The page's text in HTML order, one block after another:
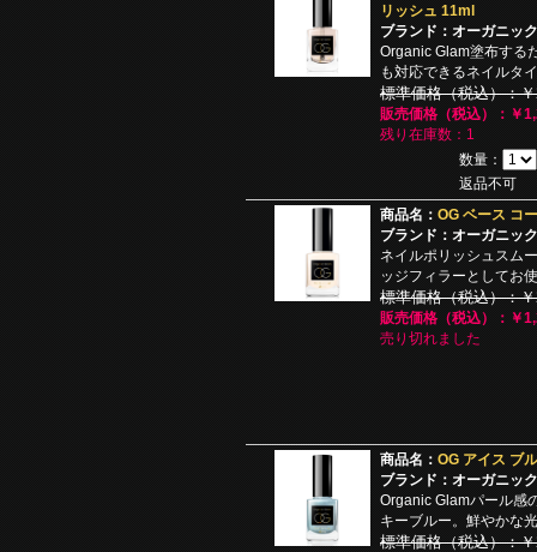
リッシュ 11ml
ブランド：オーガニッ
Organic Glam塗布する
も対応できるネイルタ
標準価格（税込）：
販売価格（税込）：￥
残り在庫数：1
数量：
返品不可
商品名： OG ベース コ
ブランド：オーガニッ
ネイルポリッシュスム
ッジフィラーとしてお
標準価格（税込）：
販売価格（税込）：￥
売り切れました
商品名： OG アイス ブ
ブランド：オーガニッ
Organic Glamパール感
キーブルー。鮮やかな
標準価格（税込）：